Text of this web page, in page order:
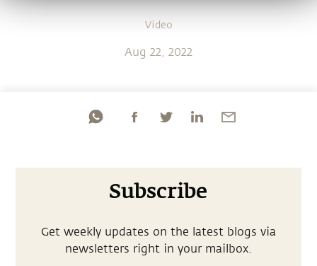
Video
Aug 22, 2022
Subscribe
Get weekly updates on the latest blogs via
newsletters right in your mailbox.